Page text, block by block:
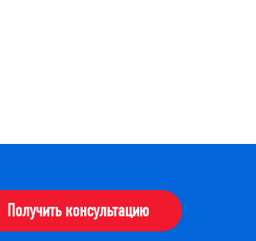
Получить консультацию